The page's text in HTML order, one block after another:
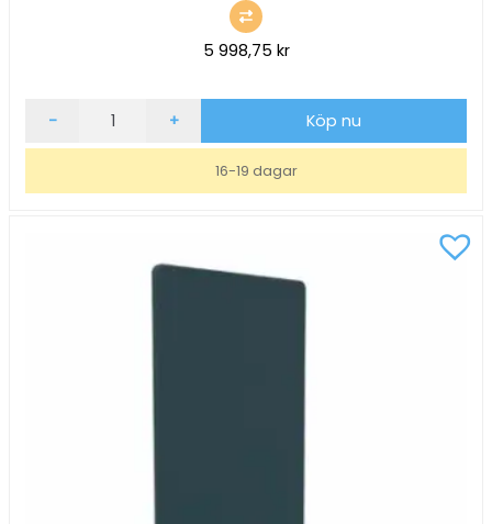
5 998,75 kr
Golvskärm
- + Köp nu
16-19 dagar